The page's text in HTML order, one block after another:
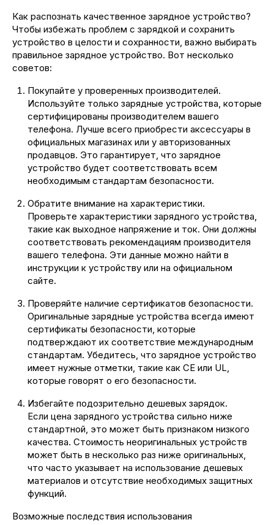
Как распознать качественное зарядное устройство?
Чтобы избежать проблем с зарядкой и сохранить
устройство в целости и сохранности, важно выбирать
правильное зарядное устройство. Вот несколько
советов:
Покупайте у проверенных производителей.
Используйте только зарядные устройства, которые
сертифицированы производителем вашего
телефона. Лучше всего приобрести аксессуары в
официальных магазинах или у авторизованных
продавцов. Это гарантирует, что зарядное
устройство будет соответствовать всем
необходимым стандартам безопасности.
Обратите внимание на характеристики.
Проверьте характеристики зарядного устройства,
такие как выходное напряжение и ток. Они должны
соответствовать рекомендациям производителя
вашего телефона. Эти данные можно найти в
инструкции к устройству или на официальном
сайте.
Проверяйте наличие сертификатов безопасности.
Оригинальные зарядные устройства всегда имеют
сертификаты безопасности, которые
подтверждают их соответствие международным
стандартам. Убедитесь, что зарядное устройство
имеет нужные отметки, такие как CE или UL,
которые говорят о его безопасности.
Избегайте подозрительно дешевых зарядок.
Если цена зарядного устройства сильно ниже
стандартной, это может быть признаком низкого
качества. Стоимость неоригинальных устройств
может быть в несколько раз ниже оригинальных,
что часто указывает на использование дешевых
материалов и отсутствие необходимых защитных
функций.
Возможные последствия использования